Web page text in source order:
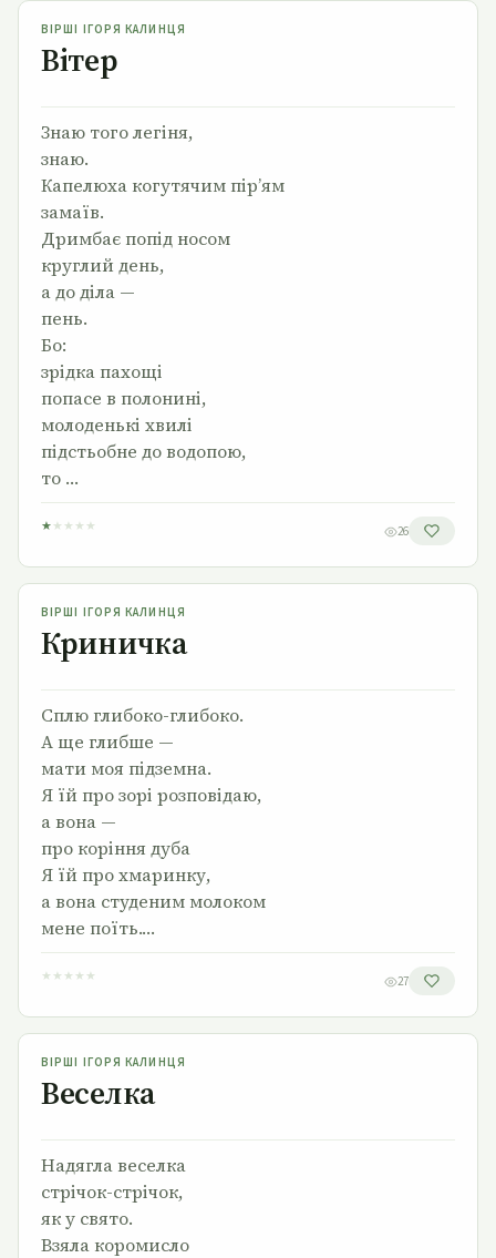
ВІРШІ ІГОРЯ КАЛИНЦЯ
Вітер
Знаю того легіня,
знаю.
Капелюха когутячим пір’ям
замаїв.
Дримбає попід носом
круглий день,
а до діла —
пень.
Бо:
зрідка пахощі
попасе в полонині,
молоденькі хвилі
підстьобне до водопою,
то …
★ ★ ★ ★ ★ 26
Криничка
ВІРШІ ІГОРЯ КАЛИНЦЯ
Криничка
Сплю глибоко-глибоко.
А ще глибше —
мати моя підземна.
Я їй про зорі розповідаю,
а вона —
про коріння дуба
Я їй про хмаринку,
а вона студеним молоком
мене поїть.…
★ ★ ★ ★ ★ 27
Веселка
ВІРШІ ІГОРЯ КАЛИНЦЯ
Веселка
Надягла веселка
стрічок-стрічок,
як у свято.
Взяла коромисло